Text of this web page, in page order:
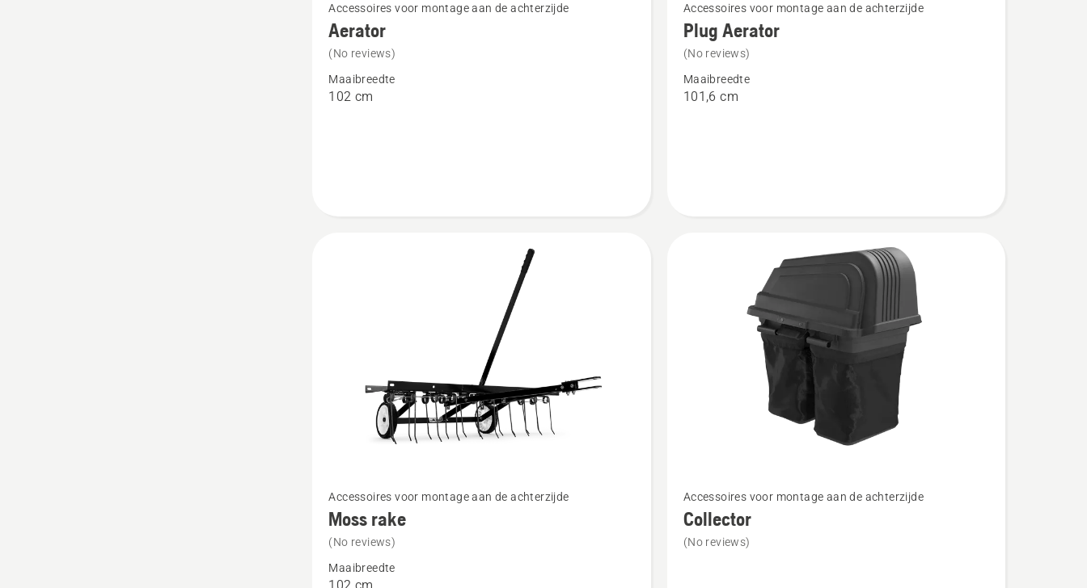
meer
details
over
Aerator
Accessoires voor montage aan de achterzijde
Aerator
(No reviews)
Maaibreedte
102 cm
meer
details
over
Plug
Accessoires voor montage aan de achterzijde
Plug Aerator
(No reviews)
Maaibreedte
101,6 cm
meer
details
over
Moss
Accessoires voor montage aan de achterzijde
Moss rake
(No reviews)
Maaibreedte
meer
details
over
Accessoires voor montage aan de achterzijde
Collector
(No reviews)